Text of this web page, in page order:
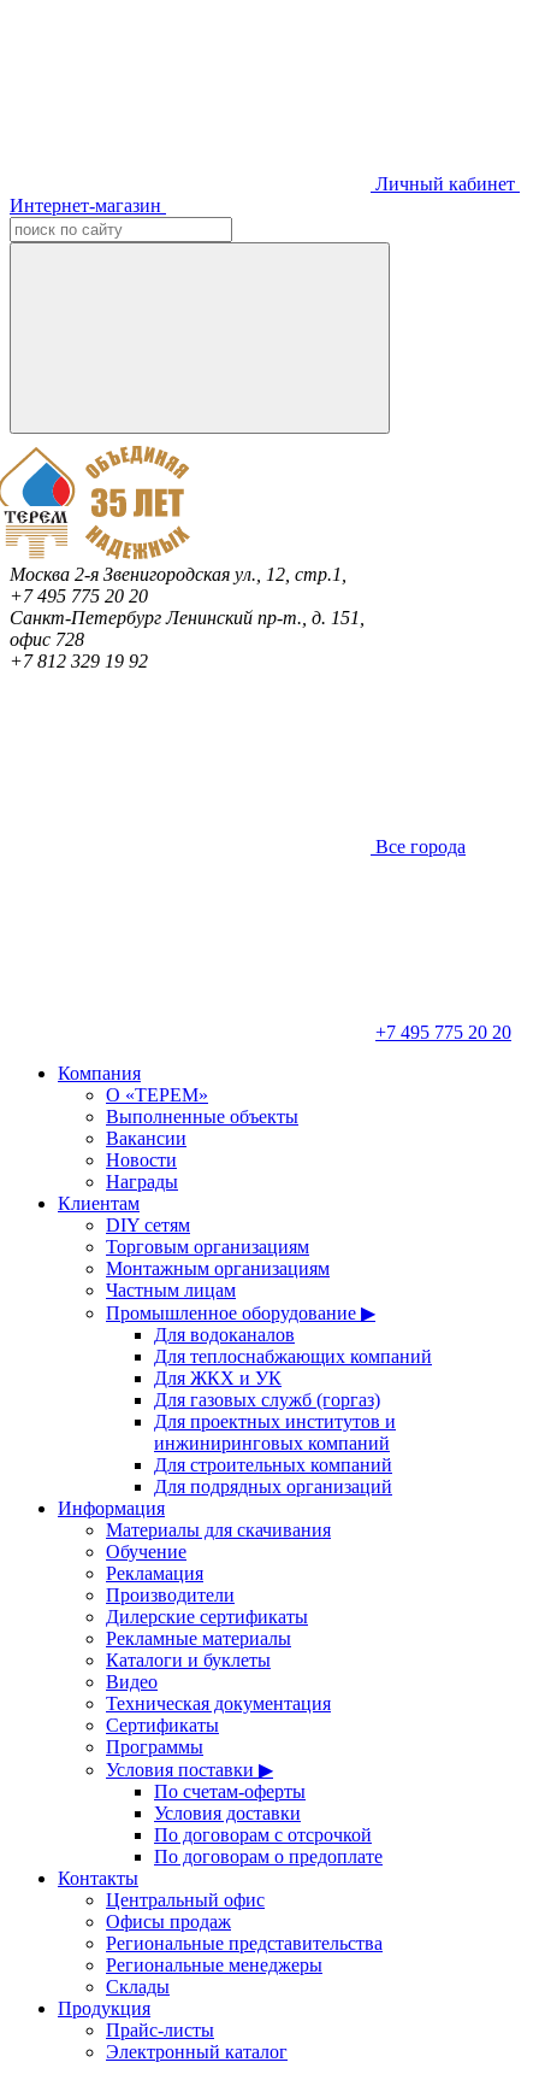
Личный кабинет
Интернет-магазин
Москва 2-я Звенигородская ул., 12, стр.1,
+7 495 775 20 20
Санкт-ПетербургЛенинский пр-т., д. 151,
офис 728
+7 812 329 19 92
Все города
+7 495 775 20 20
Компания
О «ТЕРЕМ»
Выполненные объекты
Вакансии
Новости
Награды
Клиентам
DIY сетям
Торговым организациям
Монтажным организациям
Частным лицам
Промышленное оборудование ▶
Для водоканалов
Для теплоснабжающих компаний
Для ЖКХ и УК
Для газовых служб (горгаз)
Для проектных институтов и
инжиниринговых компаний
Для строительных компаний
Для подрядных организаций
Информация
Материалы для скачивания
Обучение
Рекламация
Производители
Дилерские сертификаты
Рекламные материалы
Каталоги и буклеты
Видео
Техническая документация
Сертификаты
Программы
Условия поставки ▶
По счетам-оферты
Условия доставки
По договорам с отсрочкой
По договорам о предоплате
Контакты
Центральный офис
Офисы продаж
Региональные представительства
Региональные менеджеры
Склады
Продукция
Прайс-листы
Электронный каталог